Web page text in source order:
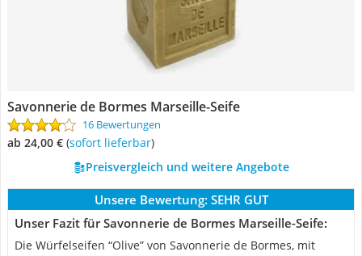
Savonnerie de Bormes Marseille-Seife
16 Bewertungen
ab 24,00 € ( Sofort lieferbar)
Preisvergleich und weitere Angebote
Unsere Bewertung: SEHR GUT
Unser Fazit für Savonnerie de Bormes Marseille-Seife:
Die Würfelseifen “Olive” von Savonnerie de Bormes, mit